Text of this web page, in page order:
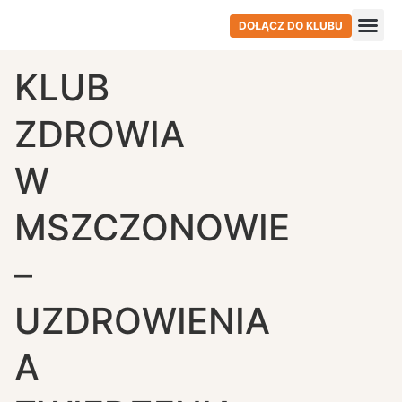
DOŁĄCZ DO KLUBU
KLUB
ZDROWIA
W
MSZCZONOWIE
–
UZDROWIENIA
A